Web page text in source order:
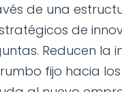
de una
de
Reducen la
fijo hacia